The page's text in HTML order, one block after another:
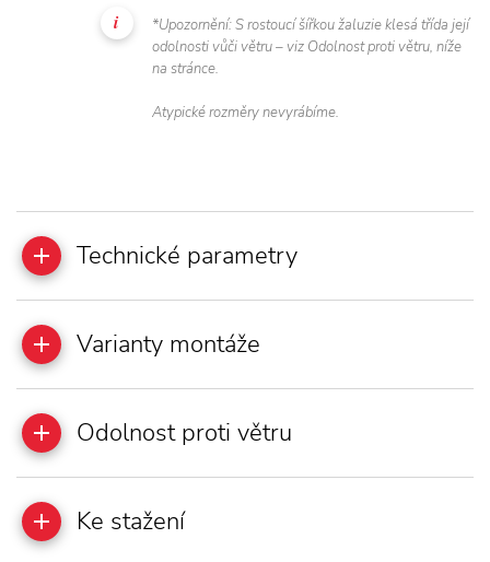
*Upozornění: S rostoucí šířkou žaluzie klesá třída její
odolnosti vůči větru – viz Odolnost proti větru, níže
na stránce.
Atypické rozměry nevyrábíme.
Technické parametry
Varianty montáže
Odolnost proti větru
Ke stažení